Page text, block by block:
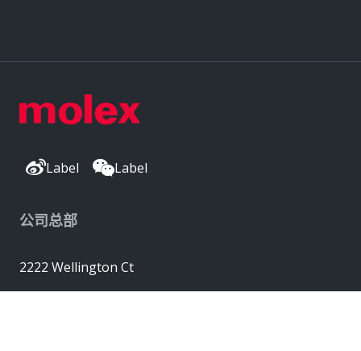
Label Label
公司总部
2222 Wellington Ct